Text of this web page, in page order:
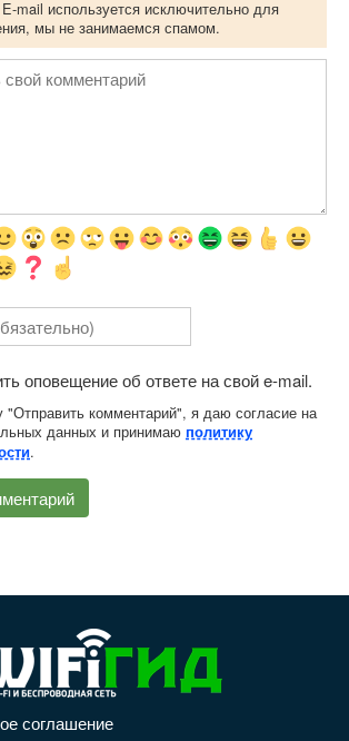
mail используется исключительно для
мы не занимаемся спамом.
оповещение об ответе на свой e-mail.
"Отправить комментарий", я даю согласие на
данных и принимаю политику
.
соглашение